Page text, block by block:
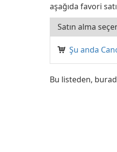
aşağıda favori
Satın alma
Şu anda
Bu listeden,